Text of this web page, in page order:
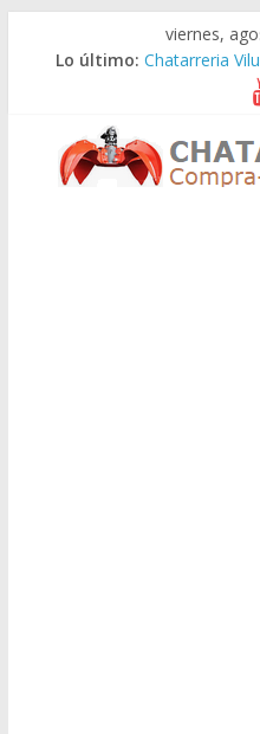
viernes,
Lo último: Chatarreria
Chatarreria
Chatarreria
Chatarreria
Chatarreria